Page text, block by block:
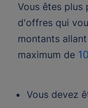
Vous êtes plus
d'offres qui
montants
maximum de
Vous devez